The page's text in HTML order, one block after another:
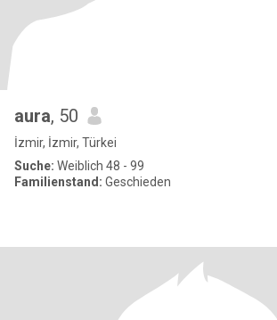
aura, 50
İzmir, İzmir, Türkei
Suche: Weiblich 48 - 99
Familienstand: Geschieden